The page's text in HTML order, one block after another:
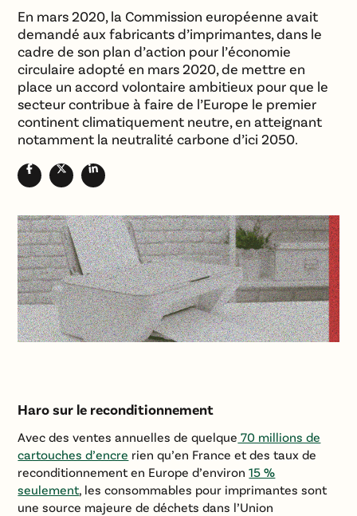
En mars 2020, la Commission européenne avait
demandé aux fabricants d’imprimantes, dans le
cadre de son plan d’action pour l’économie
circulaire adopté en mars 2020, de mettre en
place un accord volontaire ambitieux pour que le
secteur contribue à faire de l’Europe le premier
continent climatiquement neutre, en atteignant
notamment la neutralité carbone d’ici 2050.
Haro sur le reconditionnement
Avec des ventes annuelles de quelque 70 millions de
cartouches d’encre rien qu’en France et des taux de
reconditionnement en Europe d’environ15 %
seulement, les consommables pour imprimantes sont
une source majeure de déchets dans l’Union